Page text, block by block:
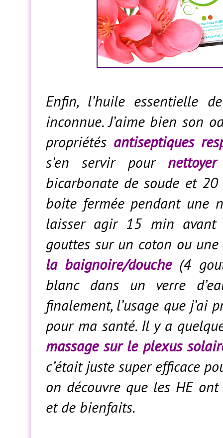
Enfin, l’huile essentielle
inconnue. J’aime bien son
propriétés antiseptiques
s’en servir pour
bicarbonate de soude et 20
boite fermée pendant une
laisser agir 15 min avant
gouttes sur un coton ou
la baignoire/douche(4
blanc dans un verre
finalement, l’usage que j’ai
pour ma santé. Il y a
massage sur le plexus
c’était juste super efficace
on découvre que les HE
et de bienfaits.